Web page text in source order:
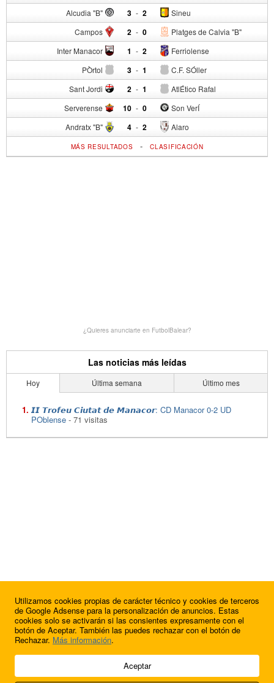
Alcudia "B" 3 - Sineu
2
Campos 2 - Platges de Calvia "B"
0
Inter Manacor 1 - Ferriolense
2
PÒrtol 3 - C.F. SÓller
1
Sant Jordi 2 - AtlÉtico Rafal
1
Serverense 10 - Son VerÍ
0
Andratx "B" 4 - Alaro
2
MÁS RESULTADOS -CLASIFICACIÓN
¿Quieres anunciarte en FutbolBalear?
Las noticias más leídas
Hoy Última semana Último mes
𝙄𝙄 𝙏𝙧𝙤𝙛𝙚𝙪 𝘾𝙞𝙪𝙩𝙖𝙩 𝙙𝙚 𝙈𝙖𝙣𝙖𝙘𝙤𝙧: CD Manacor 0-2 UD
POblense - 71 visitas
© 2009 - 2026 Soluciones Corporativas IP, SL.
Utilizamos cookies propias de carácter técnico y cookies de terceros
de Google Adsense para la personalización de anuncios. Estas
cookies solo se activarán si las consientes expresamente con el
botón de Aceptar. También las puedes rechazar con el botón de
Rechazar. Más información.
Aceptar